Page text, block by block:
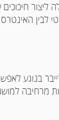
לבין
בנוגע
מרחיבה